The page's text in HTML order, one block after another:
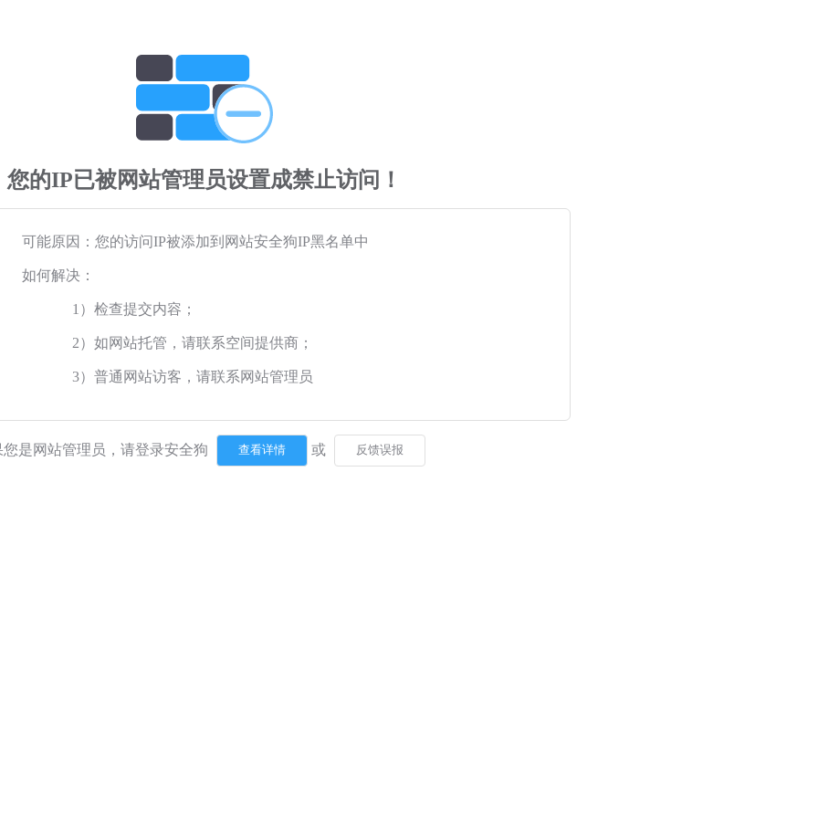
您的IP已被网站管理员设置成禁止访问！
可能原因：您的访问IP被添加到网站安全狗IP黑名单中
如何解决：
1）检查提交内容；
2）如网站托管，请联系空间提供商；
3）普通网站访客，请联系网站管理员
您是网站管理员，请登录安全狗 或